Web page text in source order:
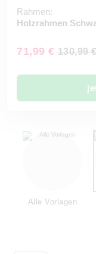
Rahmen:
Holzrahmen
71,99 € 130,99 €
Alle Vorlagen